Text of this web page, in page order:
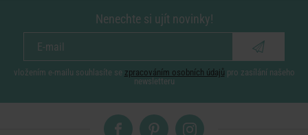
Nenechte si ujít novinky!
vložením e-mailu souhlasíte se zpracováním osobních údajů pro zasílání našeho
newsletteru